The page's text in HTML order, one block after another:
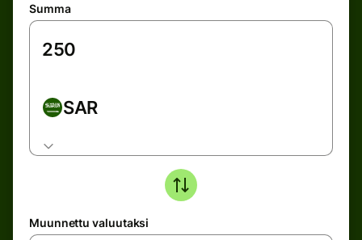
Summa
SAR
Muunnettu valuutaksi